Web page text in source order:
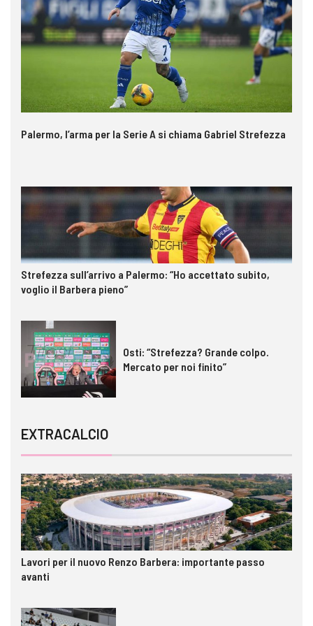
Palermo, l’arma per la Serie A si chiama Gabriel Strefezza
Strefezza sull’arrivo a Palermo: “Ho accettato subito,
voglio il Barbera pieno”
Osti: “Strefezza? Grande colpo.
Mercato per noi finito”
EXTRACALCIO
Lavori per il nuovo Renzo Barbera: importante passo
avanti